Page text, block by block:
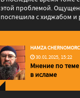
этой проблемой.
поспешила с хиджабом и
HAMZA
30.01.2025, 15:22
Мнение по теме
в исламе